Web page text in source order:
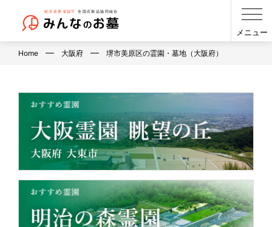
メニュー
Home 大阪府 堺市美原区の霊園・墓地（大阪府）